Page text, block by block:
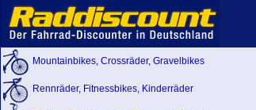
Mountainbikes, Crossräder, Gravelbikes
Rennräder, Fitnessbikes, Kinderräder